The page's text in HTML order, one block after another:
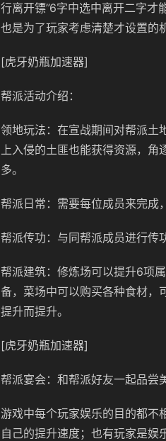
行离开镖”6字中选中离开二字才
也是为了玩家考虑清楚才设置的
[虎牙奶瓶加速器]
帮派活动介绍：
领地玩法：在宣战期间对帮派土
上入侵的土匪也能获得资源，角
多。
帮派日常：需要每位成员来完成
帮派传功：与同帮派成员进行传
帮派建筑：修炼场可以提升6项
备，菜场中可以购买各种食材，
提升而提升。
[虎牙奶瓶加速器]
帮派宴会：和帮派好友一起品尝
游戏中每个玩家娱乐的目的都不
自己的提升速度；也有玩家是娱